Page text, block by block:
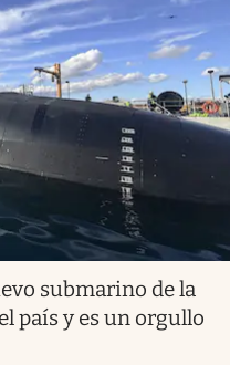
submarino de la
país y es un orgullo